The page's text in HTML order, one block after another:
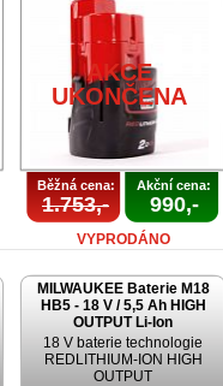
AKCE
UKONČENA
Běžná cena:
1.753,-
Akční cena:
990,-
VYPRODÁNO
MILWAUKEE Baterie M18
HB5 - 18 V / 5,5 Ah HIGH
OUTPUT Li-Ion
18 V baterie technologie
REDLITHIUM-ION HIGH
OUTPUT